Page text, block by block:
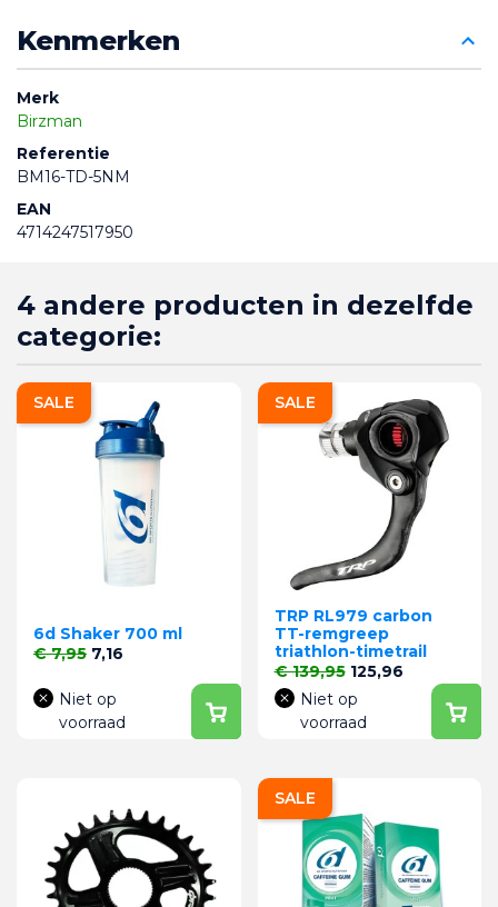
Kenmerken
Merk
Birzman
Referentie
BM16-TD-5NM
EAN
4714247517950
4 andere producten in dezelfde
categorie:
6d Shaker 700 ml
Normale prijs
€ 7,95 Prijs
7,16
Niet op
voorraad
SALE
TRP RL979 carbon
TT-remgreep
triathlon-timetrail
Normale prijs
€ 139,95 Prijs
125,96
Niet op
voorraad
SALE
SALE